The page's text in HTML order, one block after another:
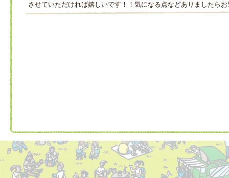
させていただければ嬉しいです！！気になる点などありましたら